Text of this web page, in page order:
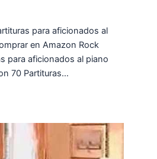
para aficionados al
en Amazon Rock
para aficionados al piano
70 Partituras…